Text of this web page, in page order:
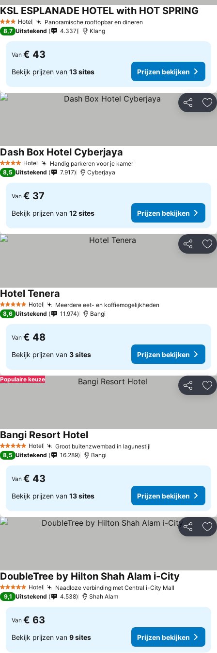
3 SterrenHotel Panoramische rooftopbar en dineren
KSL ESPLANADE HOTEL with HOT SPRING
8,7 Uitstekend 4.337 Klang
Van € 43
Bekijk prijzen van 13 sites Prijzen bekijken
Delen
4 SterrenHotel Handig parkeren voor je kamer
Dash Box Hotel Cyberjaya
8,5 Uitstekend 7.917 Cyberjaya
Van € 37
Bekijk prijzen van 12 sites Prijzen bekijken
Delen
5 Sterren Hotel Meerdere eet- en koffiemogelijkheden
Hotel Tenera
8,6 Uitstekend 11.974 Bangi
Van € 48
Bekijk prijzen van 3 sites Prijzen bekijken
Delen
Populaire keuze
5 Sterren Hotel Groot buitenzwembad in lagunestijl
Bangi Resort Hotel
8,5 Uitstekend 16.289 Bangi
Van € 43
Bekijk prijzen van 13 sites Prijzen bekijken
Delen
5 Sterren Hotel Naadloze verbinding met Central i-City Mall
DoubleTree by Hilton Shah Alam i-City
9,1 Uitstekend 4.538 Shah Alam
Van € 63
Bekijk prijzen van 9 sites Prijzen bekijken